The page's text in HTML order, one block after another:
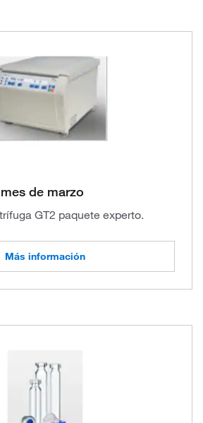
de marzo
GT2 paquete experto.
Más información